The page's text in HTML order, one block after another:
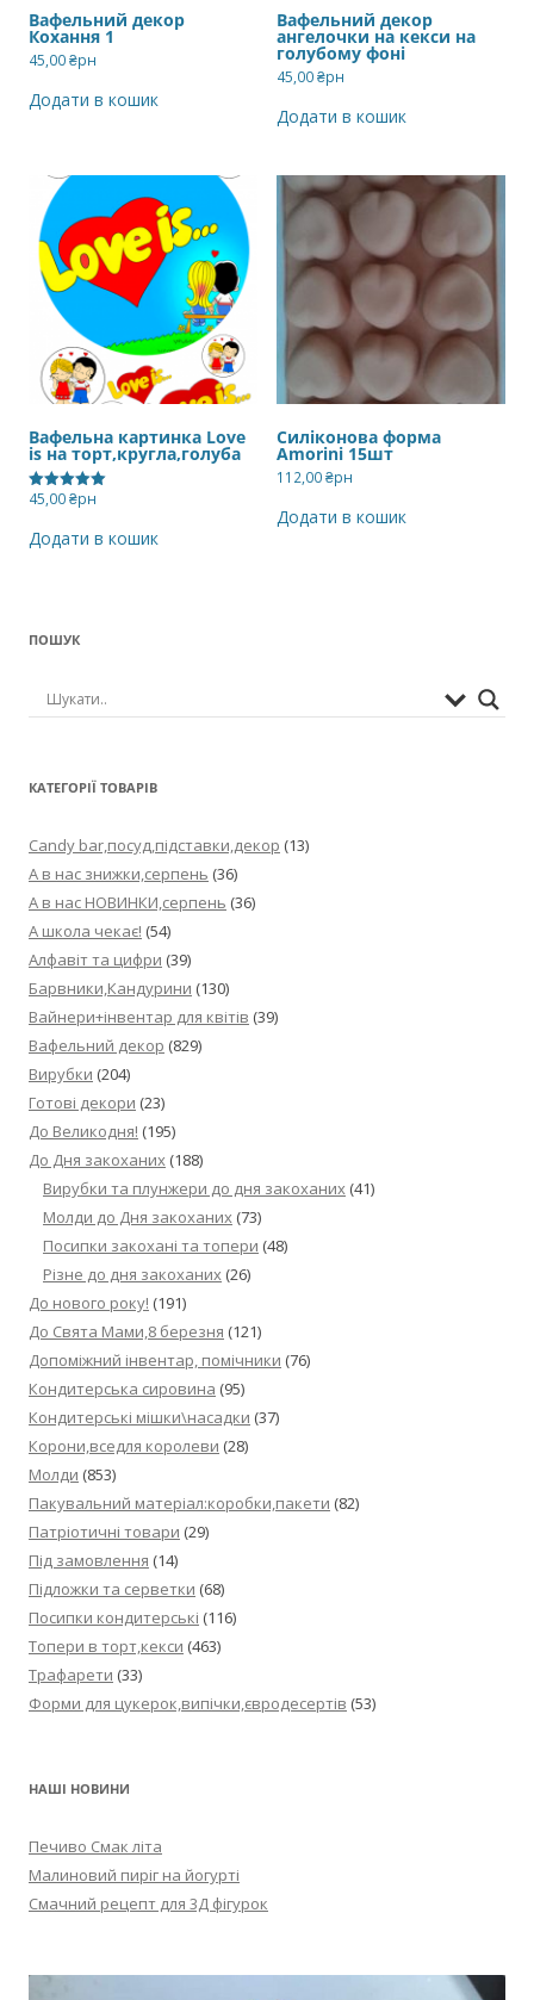
Вафельний декор
Кохання 1
45,00₴рн
Додати в кошик
Вафельний декор
ангелочки на кекси на
голубому фоні
45,00₴рн
Додати в кошик
Вафельна картинка Love
is на торт,кругла,голуба
Оцінено в
45,00₴рн
Додати в кошик
Силіконова форма
Amorini 15шт
112,00₴рн
Додати в кошик
ПОШУК
КАТЕГОРІЇ ТОВАРІВ
Candy bar,посуд,підставки,декор (13)
А в нас знижки,серпень (36)
А в нас НОВИНКИ,серпень (36)
А школа чекає! (54)
Алфавіт та цифри (39)
Барвники,Кандурини (130)
Вайнери+інвентар для квітів (39)
Вафельний декор (829)
Вирубки (204)
Готові декори (23)
До Великодня! (195)
До Дня закоханих (188)
Вирубки та плунжери до дня закоханих (41)
Молди до Дня закоханих (73)
Посипки закохані та топери (48)
Різне до дня закоханих (26)
До нового року! (191)
До Свята Мами,8 березня (121)
Допоміжний інвентар, помічники (76)
Кондитерська сировина (95)
Кондитерські мішки\насадки (37)
Корони,вседля королеви (28)
Молди (853)
Пакувальний матеріал:коробки,пакети (82)
Патріотичні товари (29)
Під замовлення (14)
Підложки та серветки (68)
Посипки кондитерські (116)
Топери в торт,кекси (463)
Трафарети (33)
Форми для цукерок,випічки,євродесертів (53)
НАШІ НОВИНИ
Печиво Смак літа
Малиновий пиріг на йогурті
Смачний рецепт для 3Д фігурок